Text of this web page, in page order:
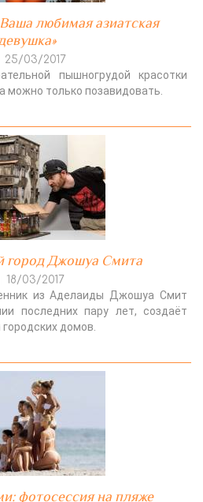
любимая азиатская
девушка»
25/03/2017
пышногрудой красотки
можно только позавидовать.
город Джошуа Смита
18/03/2017
из Аделаиды Джошуа Смит
последних пару лет, создаёт
домов.
фотосессия на пляже